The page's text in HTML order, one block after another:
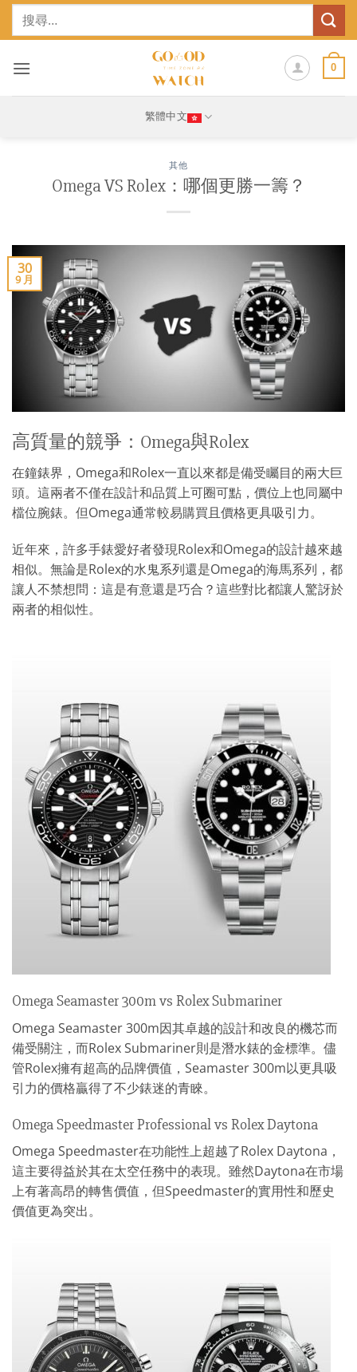
Skip
鍵
0
繁體中文
其他
Omega VS Rolex：哪個更勝一籌？
30
9 月
高質量的競爭：Omega與Rolex
在鐘錶界，Omega和Rolex一直以來都是備受矚目的兩大巨
頭。這兩者不僅在設計和品質上可圈可點，價位上也同屬中
檔位腕錶。但Omega通常較易購買且價格更具吸引力。
近年來，許多手錶愛好者發現Rolex和Omega的設計越來越
相似。無論是Rolex的水鬼系列還是Omega的海馬系列，都
讓人不禁想問：這是有意還是巧合？這些對比都讓人驚訝於
兩者的相似性。
Omega Seamaster 300m vs Rolex Submariner
Omega Seamaster 300m因其卓越的設計和改良的機芯而
備受關注，而Rolex Submariner則是潛水錶的金標準。儘
管Rolex擁有超高的品牌價值，Seamaster 300m以更具吸
引力的價格贏得了不少錶迷的青睞。
Omega Speedmaster Professional vs Rolex Daytona
Omega Speedmaster在功能性上超越了Rolex Daytona，
這主要得益於其在太空任務中的表現。雖然Daytona在市場
上有著高昂的轉售價值，但Speedmaster的實用性和歷史
價值更為突出。